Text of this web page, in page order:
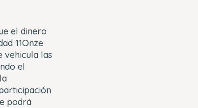
el dinero
11Onze
vehicula las
el
podrá